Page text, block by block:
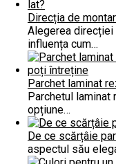
Direcția de
Alegerea direcției
influența cum…
Parchet laminat
Parchetul
opțiune…
De ce scărțâie
aspectul său